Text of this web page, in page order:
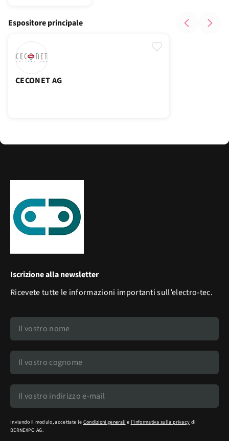
CECONET AG
Espositore principale
Iscrizione alla newsletter
Ricevete tutte le informazioni importanti sull’electro-tec.
Inviando il modulo, accettate le Condizioni generali e l'Informativa sulla privacy di
BERNEXPO AG.